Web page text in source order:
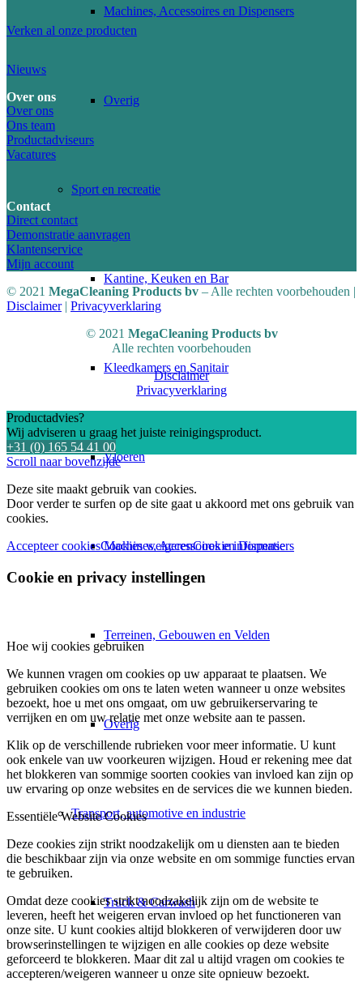
Machines, Accessoires en Dispensers
Overig
Sport en recreatie
Kantine, Keuken en Bar
Kleedkamers en Sanitair
Vloeren
Machines, Accessoires en Dispensers
Terreinen, Gebouwen en Velden
Overig
Transport, automotive en industrie
Truck & Carwash
Verken al onze producten
Nieuws
Over ons
Over ons
Ons team
Productadviseurs
Vacatures
Contact
Direct contact
Demonstratie aanvragen
Klantenservice
Mijn account
© 2021 MegaCleaning Products bv – Alle rechten voorbehouden |
Disclaimer| Privacyverklaring
© 2021 MegaCleaning Products bv
Alle rechten voorbehouden
Disclaimer
Privacyverklaring
Productadvies?
Wij adviseren u graag het juiste reinigingsproduct.
+31 (0) 165 54 41 00
Scroll naar bovenzijde
Deze site maakt gebruik van cookies.
Door verder te surfen op de site gaat u akkoord met ons gebruik van
cookies.
Accepteer cookiesCookies weigerenCookie informatie
Cookie en privacy instellingen
Hoe wij cookies gebruiken
We kunnen vragen om cookies op uw apparaat te plaatsen. We
gebruiken cookies om ons te laten weten wanneer u onze websites
bezoekt, hoe u met ons omgaat, om uw gebruikerservaring te
verrijken en om uw relatie met onze website aan te passen.
Klik op de verschillende rubrieken voor meer informatie. U kunt
ook enkele van uw voorkeuren wijzigen. Houd er rekening mee dat
het blokkeren van sommige soorten cookies van invloed kan zijn op
uw ervaring op onze websites en de services die we kunnen bieden.
Essentiële Website Cookies
Deze cookies zijn strikt noodzakelijk om u diensten aan te bieden
die beschikbaar zijn via onze website en om sommige functies ervan
te gebruiken.
Omdat deze cookies strikt noodzakelijk zijn om de website te
leveren, heeft het weigeren ervan invloed op het functioneren van
onze site. U kunt cookies altijd blokkeren of verwijderen door uw
browserinstellingen te wijzigen en alle cookies op deze website
geforceerd te blokkeren. Maar dit zal u altijd vragen om cookies te
accepteren/weigeren wanneer u onze site opnieuw bezoekt.